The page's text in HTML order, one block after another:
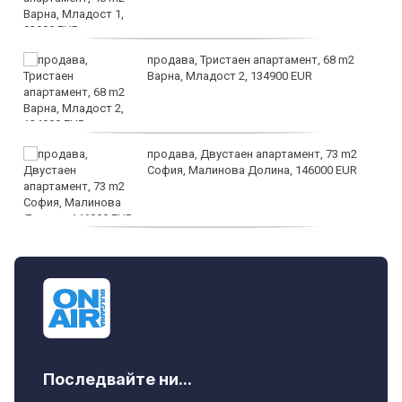
продава, Тристаен апартамент, 68 m2
Варна, Младост 2, 134900 EUR
продава, Двустаен апартамент, 73 m2
София, Малинова Долина, 146000 EUR
Последвайте ни...